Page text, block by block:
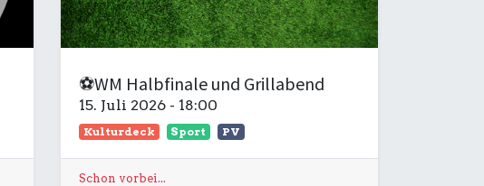
⚽WM Halbfinale und Grillabend
15. Juli 2026 - 18:00
Kulturdeck Sport PV
Schon vorbei...